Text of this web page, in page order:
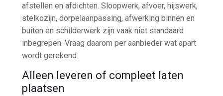
afstellen en afdichten. Sloopwerk, afvoer, hijswerk,
stelkozijn, dorpelaanpassing, afwerking binnen en
buiten en schilderwerk zijn vaak niet standaard
inbegrepen. Vraag daarom per aanbieder wat apart
wordt gerekend.
Alleen leveren of compleet laten
plaatsen